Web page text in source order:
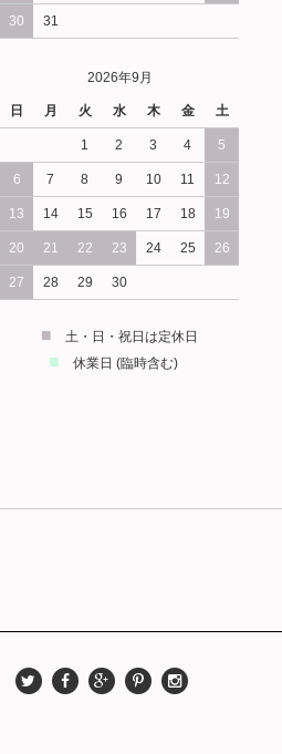
30 31
2026年9月
日 月 火 水 木 金 土
1 2 3 4 5
6 7 8 9 10 11 12
13 14 15 16 17 18 19
20 21 22 23 24 25 26
27 28 29 30
■ 土・日・祝日は定休日
■ 休業日 (臨時含む)